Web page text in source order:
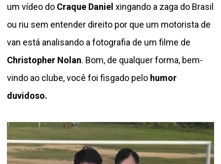
um vídeo do Craque Daniel xingando a zaga do Brasil
ou riu sem entender direito por que um motorista de
van está analisando a fotografia de um filme de
Christopher Nolan. Bom, de qualquer forma, bem-
vindo ao clube, você foi fisgado pelo humor
duvidoso.